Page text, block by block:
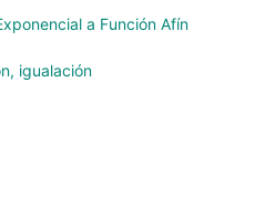
a Función Afín
igualación